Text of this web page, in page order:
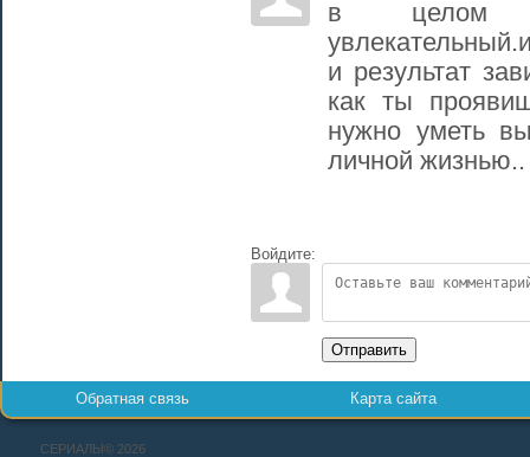
в целом
и результат
как ты
нужно уметь
личной жизнью..
Войдите:
Отправить
Обратная связь Карта сайта
СЕРИАЛЫ© 2026